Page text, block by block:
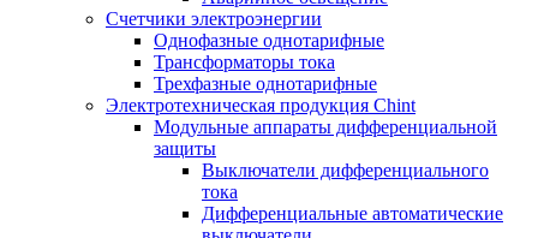
Счетчики электроэнергии
Однофазные однотарифные
Трансформаторы тока
Трехфазные однотарифные
Электротехническая продукция Chint
Модульные аппараты дифференциальной
защиты
Выключатели дифференциального
тока
Дифференциальные автоматические